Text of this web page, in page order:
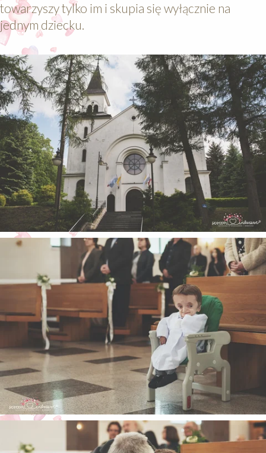
towarzyszy tylko im i skupia się wyłącznie na
jednym dziecku.